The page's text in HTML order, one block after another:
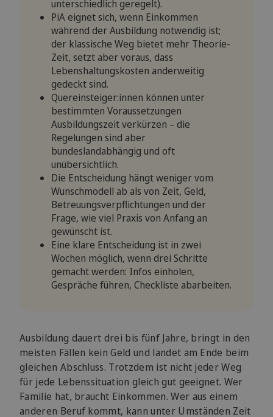
unterschiedlich geregelt).
PiA eignet sich, wenn Einkommen
während der Ausbildung notwendig ist;
der klassische Weg bietet mehr Theorie-
Zeit, setzt aber voraus, dass
Lebenshaltungskosten anderweitig
gedeckt sind.
Quereinsteiger:innen können unter
bestimmten Voraussetzungen
Ausbildungszeit verkürzen – die
Regelungen sind aber
bundeslandabhängig und oft
unübersichtlich.
Die Entscheidung hängt weniger vom
Wunschmodell ab als von Zeit, Geld,
Betreuungsverpflichtungen und der
Frage, wie viel Praxis von Anfang an
gewünscht ist.
Eine klare Entscheidung ist in zwei
Wochen möglich, wenn drei Schritte
gemacht werden: Infos einholen,
Gespräche führen, Checkliste abarbeiten.
Ausbildung dauert drei bis fünf Jahre, bringt in den
meisten Fällen kein Geld und landet am Ende beim
gleichen Abschluss. Trotzdem ist nicht jeder Weg
für jede Lebenssituation gleich gut geeignet. Wer
Familie hat, braucht Einkommen. Wer aus einem
anderen Beruf kommt, kann unter Umständen Zeit